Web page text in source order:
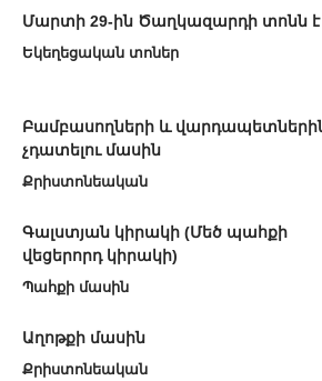
Մարտի 29-ին Ծաղկազարդի տոնն է
Եկեղեցական տոներ
Բամբասողների և
չդատելու մասին
Քրիստոնեական
Գալստյան կիրակի (Մեծ պահքի
վեցերորդ կիրակի)
Պահքի մասին
Աղոթքի մասին
Քրիստոնեական